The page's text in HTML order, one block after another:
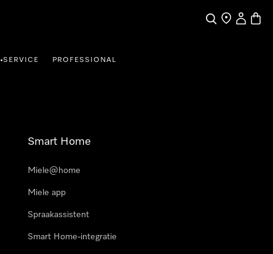
Wat zoek je?
Dealer zoeken
Mijn
•SERVICE PROFESSIONAL
Smart Home
Miele@home
Miele app
Spraakassistent
Smart Home-integratie